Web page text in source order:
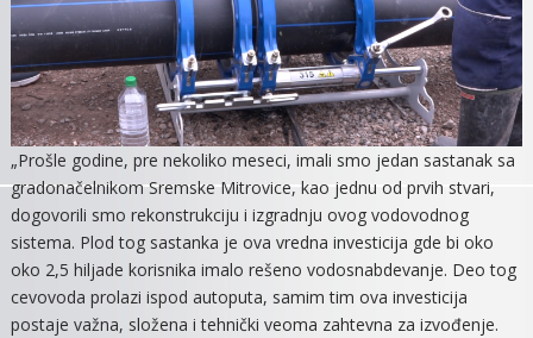
„Prošle godine, pre nekoliko meseci, imali smo jedan sastanak sa
gradonačelnikom Sremske Mitrovice, kao jednu od prvih stvari,
dogovorili smo rekonstrukciju i izgradnju ovog vodovodnog
sistema. Plod tog sastanka je ova vredna investicija gde bi oko
oko 2,5 hiljade korisnika imalo rešeno vodosnabdevanje. Deo tog
cevovoda prolazi ispod autoputa, samim tim ova investicija
postaje važna, složena i tehnički veoma zahtevna za izvođenje.